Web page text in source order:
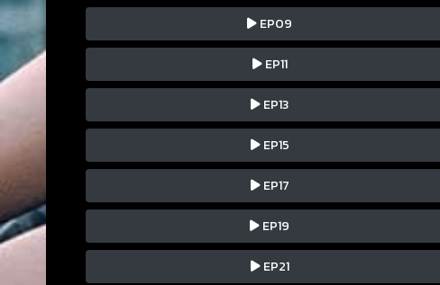
EP09
EP11
EP13
EP15
EP17
EP19
EP21